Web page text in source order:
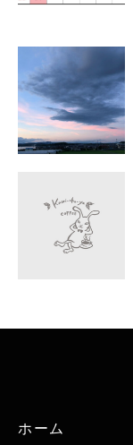
ホーム